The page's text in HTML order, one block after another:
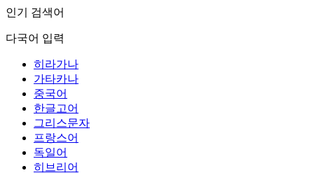
인기 검색어
다국어 입력
히라가나
가타카나
중국어
한글고어
그리스문자
프랑스어
독일어
히브리어